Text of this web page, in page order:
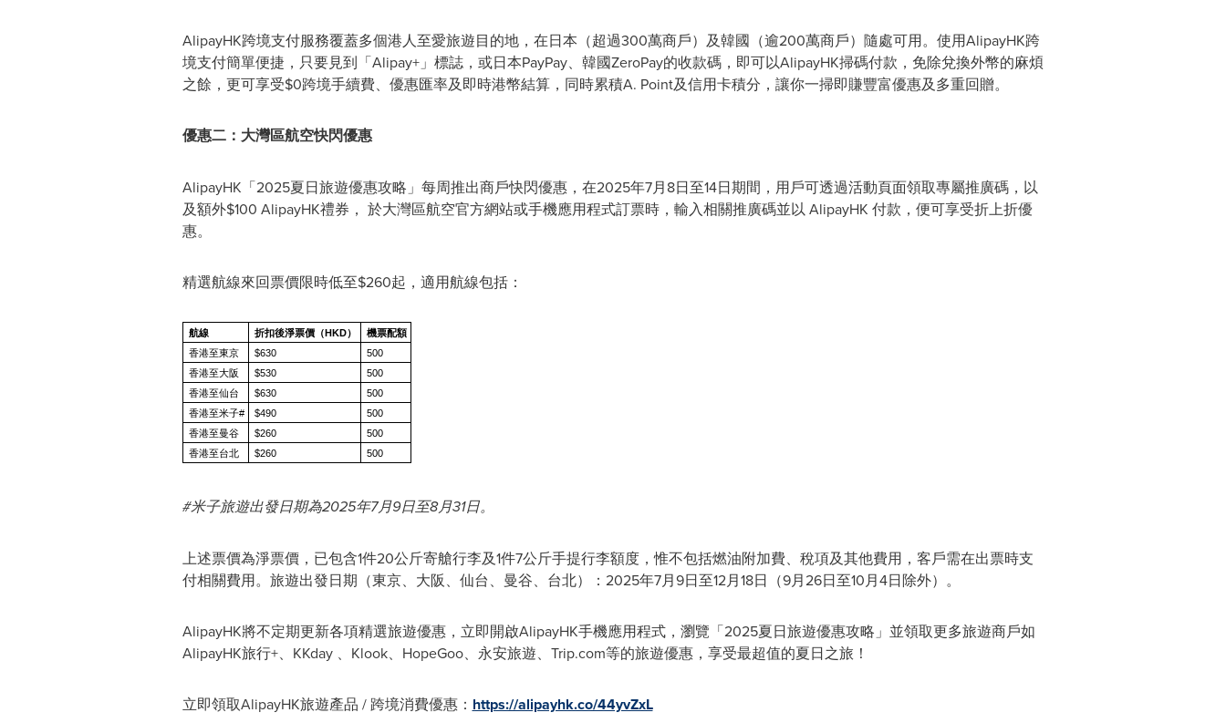
AlipayHK跨境支付服務覆蓋多個港人至愛旅遊目的地，在日本（超過300萬商戶）及韓國（逾200萬商戶）隨處可用。使用AlipayHK跨
境支付簡單便捷，只要見到「Alipay+」標誌，或日本PayPay、韓國ZeroPay的收款碼，即可以AlipayHK掃碼付款，免除兌換外幣的麻煩
之餘，更可享受$0跨境手續費、優惠匯率及即時港幣結算，同時累積A. Point及信用卡積分，讓你一掃即賺豐富優惠及多重回贈。
優惠二：大灣區航空快閃優惠
AlipayHK「2025夏日旅遊優惠攻略」每周推出商戶快閃優惠，在2025年7月8日至14日期間，用戶可透過活動頁面領取專屬推廣碼，以
及額外$100 AlipayHK禮券， 於大灣區航空官方網站或手機應用程式訂票時，輸入相關推廣碼並以 AlipayHK 付款，便可享受折上折優
惠。
精選航線來回票價限時低至$260起，適用航線包括：
航線 折扣後淨票價（HKD）
機票配額
香港至東京
$630
500
香港至大阪
$530
500
香港至仙台
$630
500
香港至米子#
$490
500
香港至曼谷
$260
500
香港至台北
$260 500
#米子旅遊出發日期為2025年7月9日至8月31日。
上述票價為淨票價，已包含1件20公斤寄艙行李及1件7公斤手提行李額度，惟不包括燃油附加費、稅項及其他費用，客戶需在出票時支
付相關費用。旅遊出發日期（東京、大阪、仙台、曼谷、台北）：2025年7月9日至12月18日（9月26日至10月4日除外）。
AlipayHK將不定期更新各項精選旅遊優惠，立即開啟AlipayHK手機應用程式，瀏覽「2025夏日旅遊優惠攻略」並領取更多旅遊商戶如
AlipayHK旅行+、KKday 、Klook、HopeGoo、永安旅遊、Trip.com等的旅遊優惠，享受最超值的夏日之旅！
立即領取AlipayHK旅遊產品 / 跨境消費優惠： https://alipayhk.co/44yvZxL